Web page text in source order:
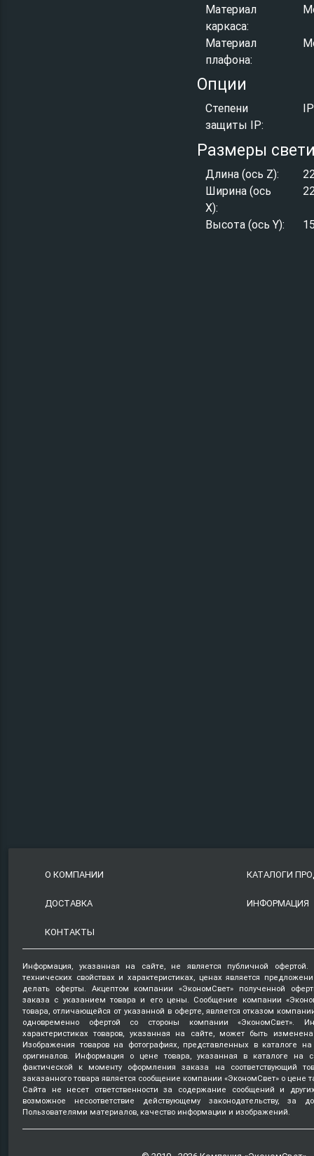
Материал
каркаса:
Материал
плафона:
Опции
Степени
защиты IP:
Размеры
Длина (ось Z):
Ширина (ось
X):
Высота (ось Y):
О КОМПАНИИ КАТАЛОГИ
ДОСТАВКА ИНФОРМАЦИЯ
КОНТАКТЫ
Информация, указанная на сайте, не является публичной
технических свойствах и характеристиках, ценах является
делать оферты. Акцептом компании «ЭкономСвет» полученной
заказа с указанием товара и его цены. Сообщение компании
товара, отличающейся от указанной в оферте, является отказом
одновременно офертой со стороны компании «ЭкономСвет».
характеристиках товаров, указанная на сайте, может быть
Изображения товаров на фотографиях, представленных в каталоге на
оригиналов. Информация о цене товара, указанная в каталоге на
фактической к моменту оформления заказа на соответствующий
заказанного товара является сообщение компании «ЭкономСвет» о цене
Сайта не несет ответственности за содержание сообщений и
возможное несоответствие действующему законодательству, за
Пользователями материалов, качество информации и изображений.